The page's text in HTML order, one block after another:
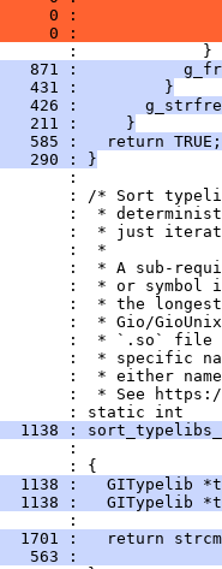
0 :
0 :
:             }
871 :
431 :         }
426 :
211 :     }
585 :   return TRUE;
290 : }
:
: /* Sort
:  *
:  * just
:  *
:  * A sub-
:  * or symbol
:  * the
:  * Gio/
:  * `.so`
:  * specific
:  * either
:  * See
: static int
1138 :
:
: {
1138 :   GITypelib
1138 :   GITypelib
:
1701 :   return
563 :